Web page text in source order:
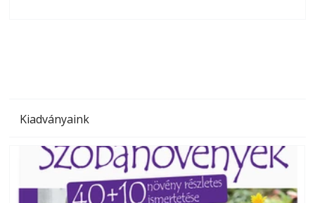
Kiadványaink